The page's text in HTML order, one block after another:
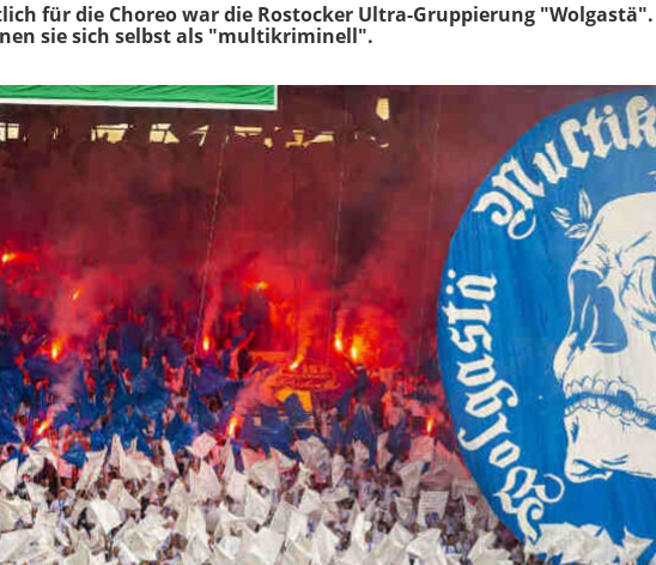
für die Choreo war die Rostocker Ultra-Gruppierung
sie sich selbst als "multikriminell".